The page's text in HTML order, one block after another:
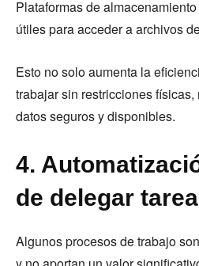
Plataformas de
útiles para acceder a archivos
Esto no solo aumenta la
trabajar sin restricciones
datos seguros y disponibles.
4.
de delegar
Algunos procesos de trabajo